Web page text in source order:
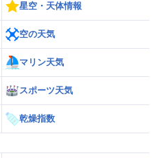
星空・天体情報
空の天気
マリン天気
スポーツ天気
乾燥指数